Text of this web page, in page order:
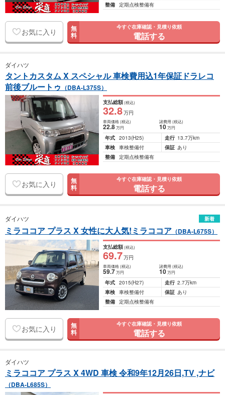
整備 定期点検整備有
お気に入り 無
料
今すぐ在庫確認・見積り依頼
電話する
ダイハツ
タントカスタム X スペシャル 車検費用込1年保証ドラレコ
前後ブルートゥ （DBA-L375S）
支払総額(税込)
32.8万円
車両価格(税込)
22.8万円
諸費用 (税込)
10 万円
年式 2013(H25) 走行 13.7万km
車検 車検整備付 保証 あり
整備 定期点検整備有
お気に入り 無
料
今すぐ在庫確認・見積り依頼
電話する
ダイハツ 新着
ミラココア プラス X 女性に大人気!ミラココア （DBA-L675S）
支払総額(税込)
69.7万円
車両価格(税込)
59.7万円
諸費用 (税込)
10 万円
年式 2015(H27) 走行 2.7万km
車検 車検整備付 保証 あり
整備 定期点検整備有
お気に入り 無
料
今すぐ在庫確認・見積り依頼
電話する
ダイハツ
ミラココア プラス X 4WD 車検 令和9年12月26日,TV ,ナビ
（DBA-L685S）